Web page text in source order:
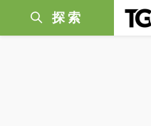
探索